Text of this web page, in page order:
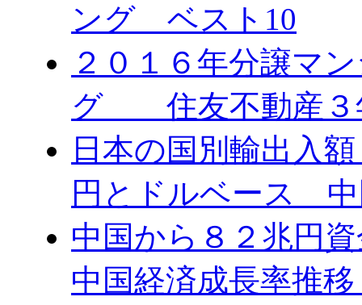
ング ベスト10
２０１６年分譲マ
グ 住友不動産３
日本の国別輸出入
円とドルベース 中
中国から８２兆円
中国経済成長率推